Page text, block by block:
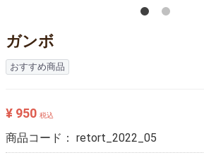
ガンボ
おすすめ商品
¥ 950 税込
商品コード： retort_2022_05